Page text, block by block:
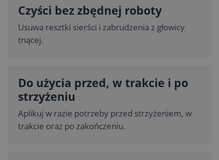
Czyści bez zbędnej roboty
Usuwa resztki sierści i zabrudzenia z głowicy
tnącej.
Do użycia przed, w trakcie i po
strzyżeniu
Aplikuj w razie potrzeby przed strzyżeniem, w
trakcie oraz po zakończeniu.